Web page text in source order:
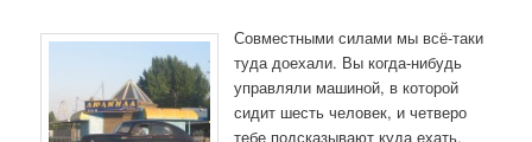
Совместными силами мы всё-таки
туда доехали. Вы когда-нибудь
управляли машиной, в которой
сидит шесть человек, и четверо
тебе подсказывают куда ехать,